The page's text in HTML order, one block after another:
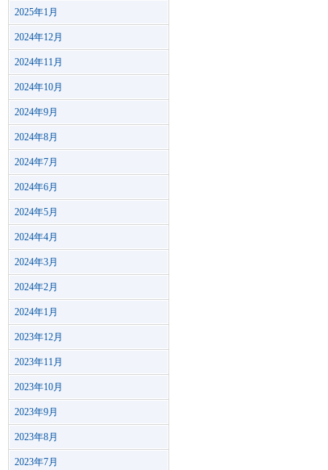
2025年1月
2024年12月
2024年11月
2024年10月
2024年9月
2024年8月
2024年7月
2024年6月
2024年5月
2024年4月
2024年3月
2024年2月
2024年1月
2023年12月
2023年11月
2023年10月
2023年9月
2023年8月
2023年7月